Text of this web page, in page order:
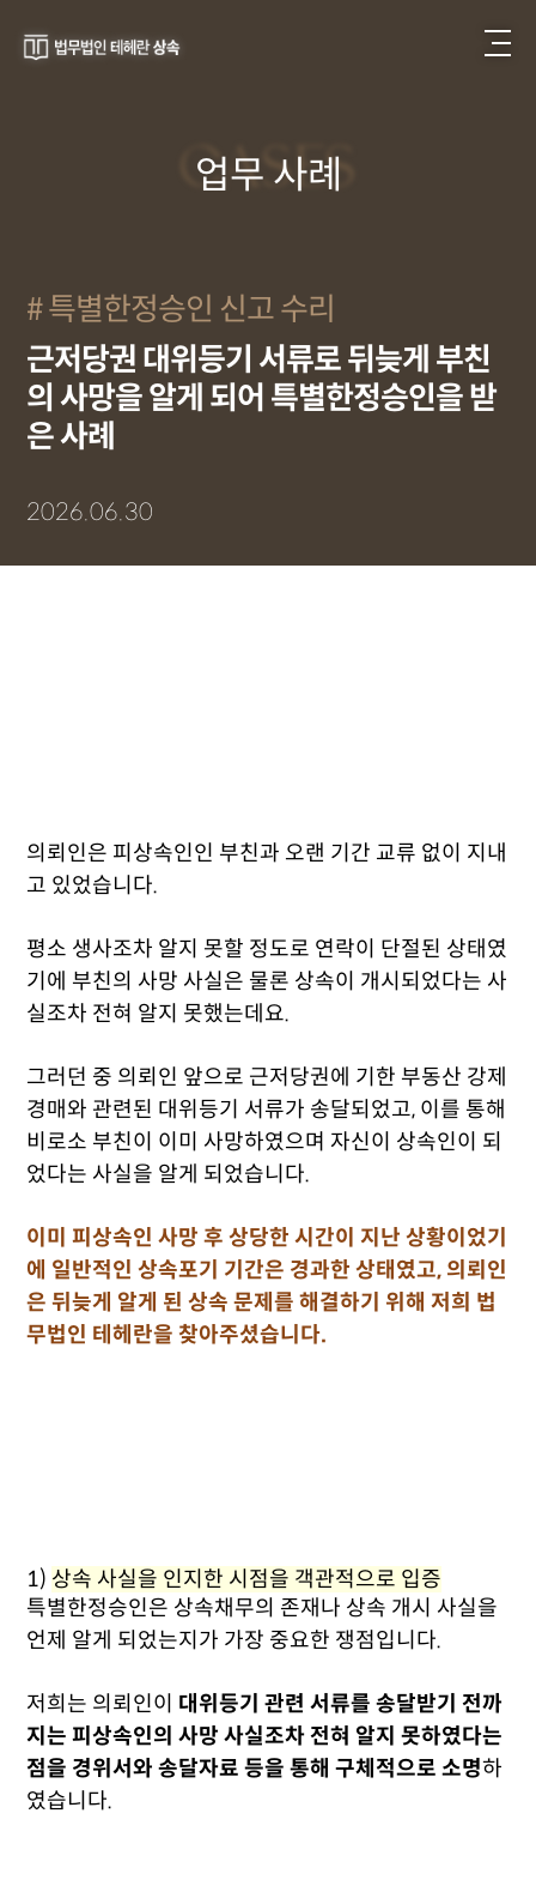
CASES
업무 사례
특별한정승인 신고 수리
근저당권 대위등기 서류로 뒤늦게 부친
의 사망을 알게 되어 특별한정승인을 받
은 사례
2026.06.30
의뢰인은 피상속인인 부친과 오랜 기간 교류 없이 지내
고 있었습니다.
평소 생사조차 알지 못할 정도로 연락이 단절된 상태였
기에 부친의 사망 사실은 물론 상속이 개시되었다는 사
실조차 전혀 알지 못했는데요.
그러던 중 의뢰인 앞으로 근저당권에 기한 부동산 강제
경매와 관련된 대위등기 서류가 송달되었고, 이를 통해
비로소 부친이 이미 사망하였으며 자신이 상속인이 되
었다는 사실을 알게 되었습니다.
이미 피상속인 사망 후 상당한 시간이 지난 상황이었기
에 일반적인 상속포기 기간은 경과한 상태였고, 의뢰인
은 뒤늦게 알게 된 상속 문제를 해결하기 위해 저희 법
무법인 테헤란을 찾아주셨습니다.
1) 상속 사실을 인지한 시점을 객관적으로 입증
특별한정승인은 상속채무의 존재나 상속 개시 사실을
언제 알게 되었는지가 가장 중요한 쟁점입니다.
저희는 의뢰인이 대위등기 관련 서류를 송달받기 전까
지는 피상속인의 사망 사실조차 전혀 알지 못하였다는
점을 경위서와 송달자료 등을 통해 구체적으로 소명하
였습니다.